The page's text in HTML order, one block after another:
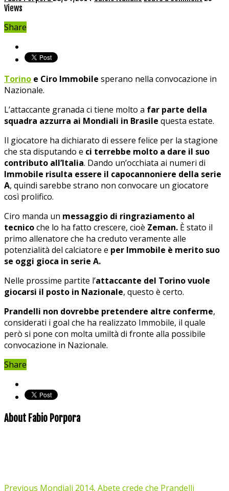
Views
Share
Torino e Ciro Immobile sperano nella convocazione in
Nazionale.
L’attaccante granada ci tiene molto a far parte della
squadra azzurra ai Mondiali in Brasile questa estate.
Il giocatore ha dichiarato di essere felice per la stagione
che sta disputando e ci terrebbe molto a dare il suo
contributo all’Italia. Dando un’occhiata ai numeri di
Immobile risulta essere il capocannoniere della serie
A, quindi sarebbe strano non convocare un giocatore
così prolifico.
Ciro manda un messaggio di ringraziamento al
tecnicoche lo ha fatto crescere, cioè Zeman. È stato il
primo allenatore che ha creduto veramente alle
potenzialità del calciatore e per Immobile è merito suo
se oggi gioca in serie A.
Nelle prossime partite l’attaccante del Torino vuole
giocarsi il posto in Nazionale, questo è certo.
Prandelli non dovrebbe pretendere altre conferme,
considerati i goal che ha realizzato Immobile, il quale
però si pone con molta umiltà di fronte alla possibile
convocazione in Nazionale.
Share
About Fabio Porpora
Previous Mondiali 2014, Abete crede che Prandelli